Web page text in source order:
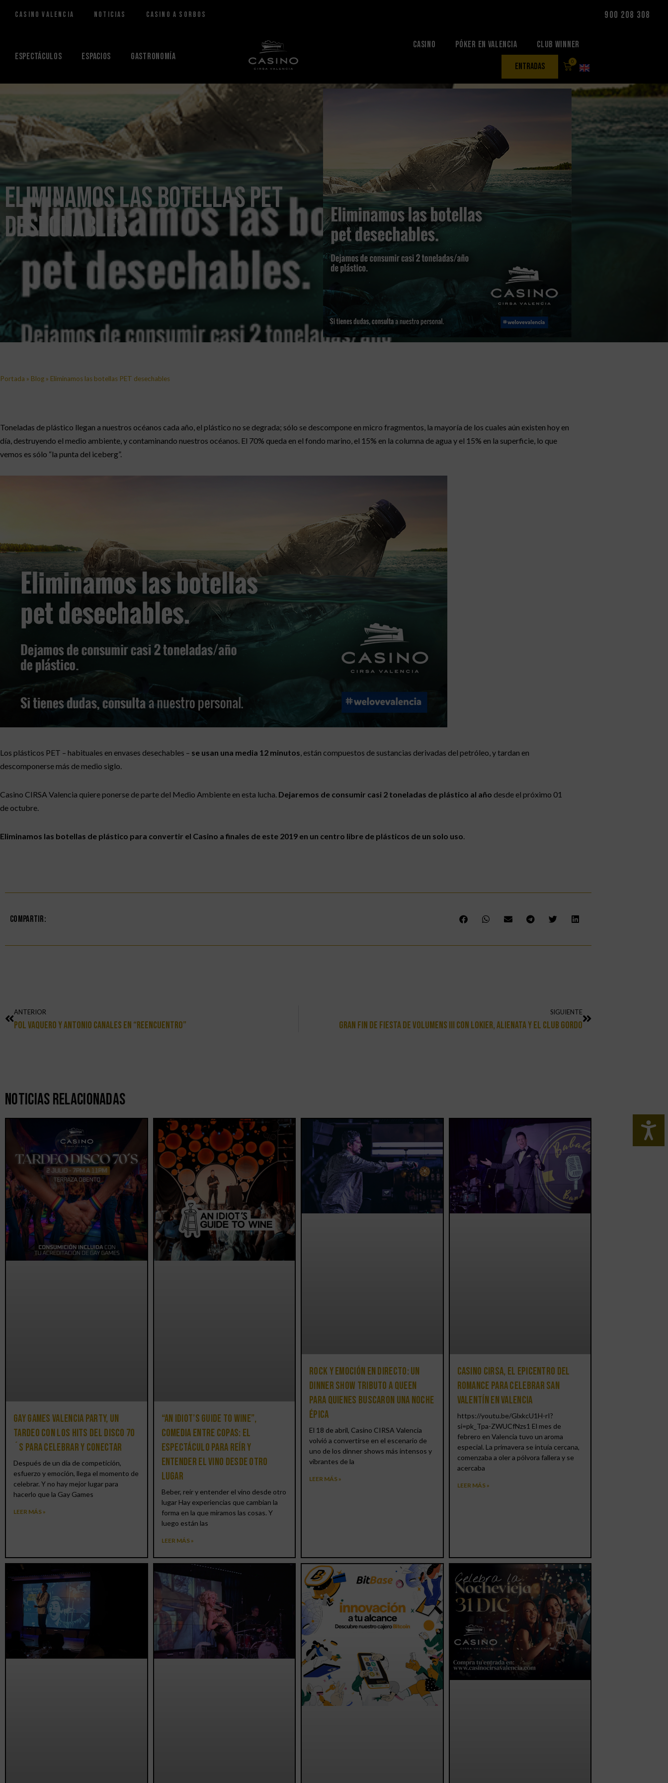
contenido
Casino Valencia Noticias Casino a Sorbos 900 208 308
Espectáculos Espacios Gastronomía
CASINO Póker en Valencia Club Winner
entradas 0
Eliminamos las botellas PET
desechables
Portada » Blog » Eliminamos las botellas PET desechables
Toneladas de plástico llegan a nuestros océanos cada año, el plástico no se degrada; sólo se descompone en micro fragmentos, la mayoría de los cuales aún existen hoy en
día, destruyendo el medio ambiente, y contaminando nuestros océanos. El 70% queda en el fondo marino, el 15% en la columna de agua y el 15% en la superficie, lo que
vemos es sólo “la punta del iceberg”.
Los plásticos PET – habituales en envases desechables – se usan una media 12 minutos, están compuestos de sustancias derivadas del petróleo, y tardan en
descomponerse más de medio siglo.
Casino CIRSA Valencia quiere ponerse de parte del Medio Ambiente en esta lucha. Dejaremos de consumir casi 2 toneladas de plástico al año desde el próximo 01
de octubre.
Eliminamos las botellas de plástico para convertir el Casino a finales de este 2019 en un centro libre de plásticos de un solo uso.
Compartir:
ANTERIOR
Pol Vaquero Y Antonio Canales En “Reencuentro”
SIGUIENTE
Gran Fin De Fiesta De Volumens III Con Lokier, Alienata Y El Club Gordo
Noticias Relacionadas
Gay Games Valencia Party, un
tardeo con los hits del DISCO 70
´S para celebrar y conectar
Después de un día de competición,
esfuerzo y emoción, llega el momento de
celebrar. Y no hay mejor lugar para
hacerlo que la Gay Games
LEER MÁS »
“An Idiot’s Guide to Wine”,
comedia entre copas: el
espectáculo para reír y
entender el vino desde otro
lugar
Beber, reír y entender el vino desde otro
lugar Hay experiencias que cambian la
forma en la que miramos las cosas. Y
luego están las
LEER MÁS »
Rock y emoción en directo: un
Dinner Show Tributo a Queen
para quienes buscaron una noche
épica
El 18 de abril, Casino CIRSA Valencia
volvió a convertirse en el escenario de
uno de los dinner shows más intensos y
vibrantes de la
LEER MÁS »
Casino CIRSA, el epicentro del
romance para celebrar San
Valentín en Valencia
https://youtu.be/GlxkcU1H-rI?
si=pk_Tpa-ZWUCfNzs1 El mes de
febrero en Valencia tuvo un aroma
especial. La primavera se intuía cercana,
comenzaba a oler a pólvora fallera y se
acercaba
LEER MÁS »